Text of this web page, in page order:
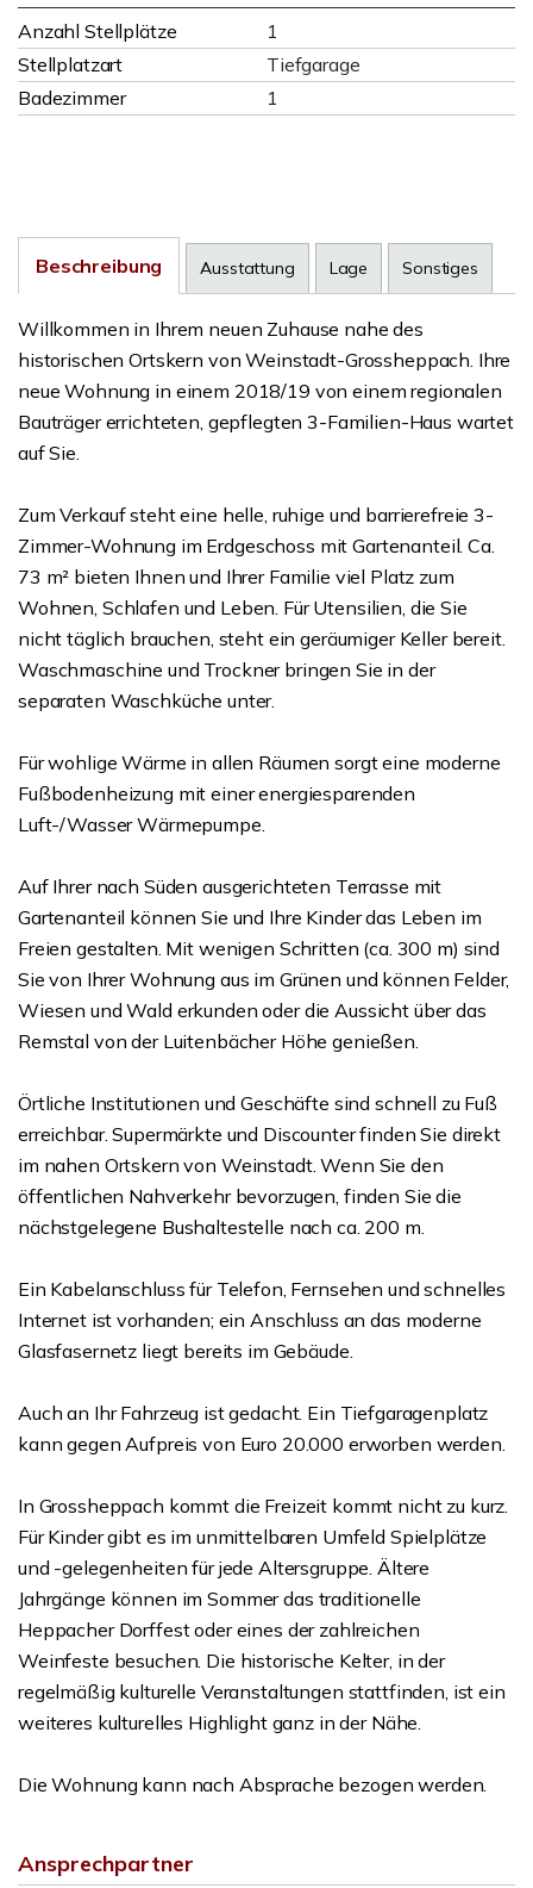
Anzahl Stellplätze
1
Stellplatzart
Tiefgarage
Badezimmer
1
Beschreibung Ausstattung Lage Sonstiges
Willkommen in Ihrem neuen Zuhause nahe des
historischen Ortskern von Weinstadt-Grossheppach. Ihre
neue Wohnung in einem 2018/19 von einem regionalen
Bauträger errichteten, gepflegten 3-Familien-Haus wartet
auf Sie.
Zum Verkauf steht eine helle, ruhige und barrierefreie 3-
Zimmer-Wohnung im Erdgeschoss mit Gartenanteil. Ca.
73 m² bieten Ihnen und Ihrer Familie viel Platz zum
Wohnen, Schlafen und Leben. Für Utensilien, die Sie
nicht täglich brauchen, steht ein geräumiger Keller bereit.
Waschmaschine und Trockner bringen Sie in der
separaten Waschküche unter.
Für wohlige Wärme in allen Räumen sorgt eine moderne
Fußbodenheizung mit einer energiesparenden
Luft-/Wasser Wärmepumpe.
Auf Ihrer nach Süden ausgerichteten Terrasse mit
Gartenanteil können Sie und Ihre Kinder das Leben im
Freien gestalten. Mit wenigen Schritten (ca. 300 m) sind
Sie von Ihrer Wohnung aus im Grünen und können Felder,
Wiesen und Wald erkunden oder die Aussicht über das
Remstal von der Luitenbächer Höhe genießen.
Örtliche Institutionen und Geschäfte sind schnell zu Fuß
erreichbar. Supermärkte und Discounter finden Sie direkt
im nahen Ortskern von Weinstadt. Wenn Sie den
öffentlichen Nahverkehr bevorzugen, finden Sie die
nächstgelegene Bushaltestelle nach ca. 200 m.
Ein Kabelanschluss für Telefon, Fernsehen und schnelles
Internet ist vorhanden; ein Anschluss an das moderne
Glasfasernetz liegt bereits im Gebäude.
Auch an Ihr Fahrzeug ist gedacht. Ein Tiefgaragenplatz
kann gegen Aufpreis von Euro 20.000 erworben werden.
In Grossheppach kommt die Freizeit kommt nicht zu kurz.
Für Kinder gibt es im unmittelbaren Umfeld Spielplätze
und -gelegenheiten für jede Altersgruppe. Ältere
Jahrgänge können im Sommer das traditionelle
Heppacher Dorffest oder eines der zahlreichen
Weinfeste besuchen. Die historische Kelter, in der
regelmäßig kulturelle Veranstaltungen stattfinden, ist ein
weiteres kulturelles Highlight ganz in der Nähe.
Die Wohnung kann nach Absprache bezogen werden.
Ansprechpartner